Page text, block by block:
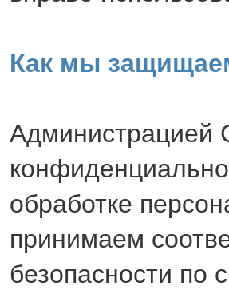
Как мы
Администрацией
обработке
принимаем
безопасности по